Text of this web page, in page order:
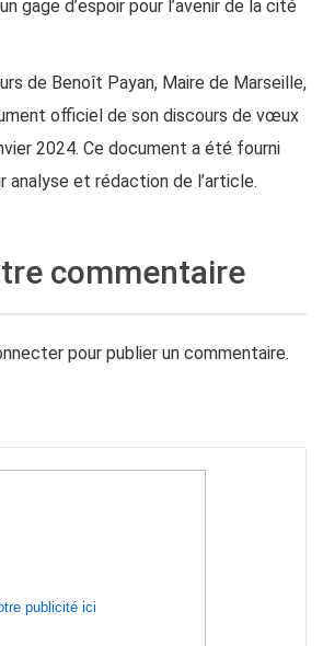
gage d’espoir pour l’avenir de la cité
de Benoît Payan, Maire de Marseille,
officiel de son discours de vœux
2024. Ce document a été fourni
analyse et rédaction de l’article.
commentaire
pour publier un commentaire.
publicité ici